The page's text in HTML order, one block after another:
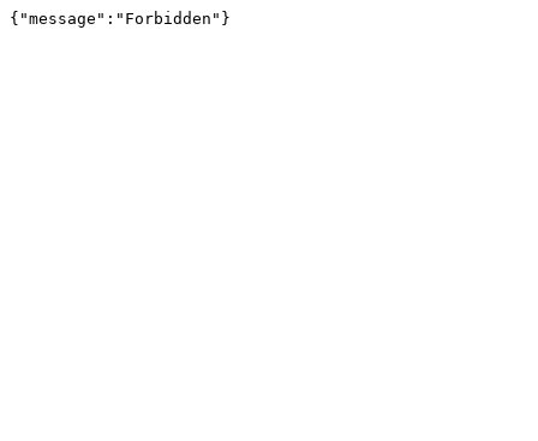
{"message":"Forbidden"}